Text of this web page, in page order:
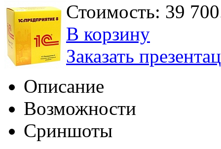
Стоимость: 39
В корзину
Заказать
Описание
Возможности
Сриншоты